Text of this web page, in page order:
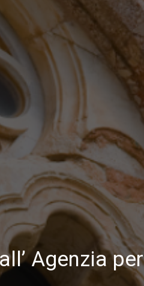
Agenzia